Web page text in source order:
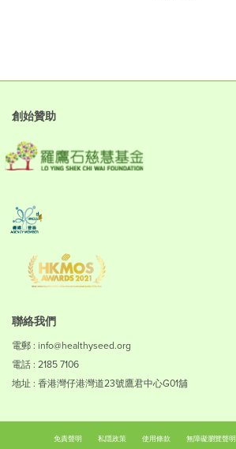
創始贊助
聯絡我們
電郵 : info@healthyseed.org
電話 : 2185 7106
地址 : 香港灣仔港灣道23號鷹君中心G01舖
免責聲明 私隱政策 使用條款 無障礙瀏覽聲明